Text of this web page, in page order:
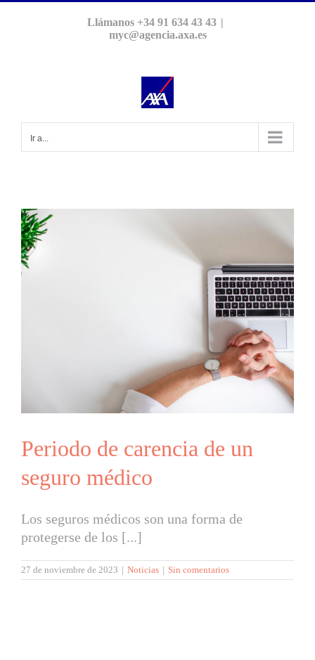
Llámanos +34 91 634 43 43 |
myc@agencia.axa.es
Ir a...
Periodo de carencia de un
seguro médico
Los seguros médicos son una forma de
protegerse de los [...]
27 de noviembre de 2023 | Noticias | Sin comentarios